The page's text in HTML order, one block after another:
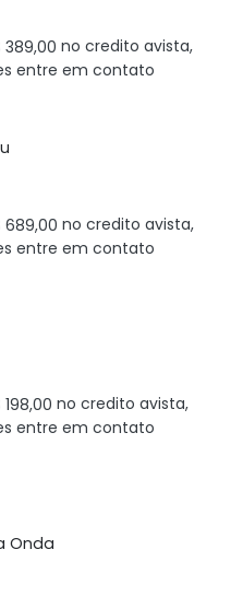
389,00 no credito avista,
entre em contato
689,00 no credito avista,
entre em contato
198,00 no credito avista,
entre em contato
Onda